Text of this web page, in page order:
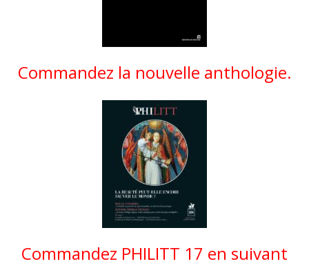
Commandez la nouvelle anthologie.
Commandez PHILITT 17 en suivant